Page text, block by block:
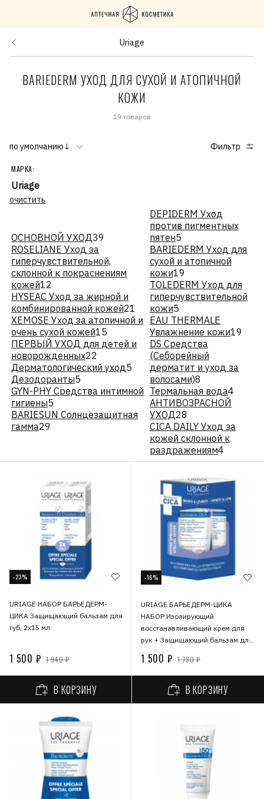
Uriage
BARIEDERM УХОД ДЛЯ СУХОЙ И АТОПИЧНОЙ
КОЖИ
19 товаров
по умолчанию↓ Фильтр
МАРКА:
Uriage
очистить
ОСНОВНОЙ УХОД39
ROSELIANE Уход за
гиперчувствительной,
склонной к покраснениям
кожей12
HYSEAC Уход за жирной и
комбинированной кожей21
XEMOSE Уход за атопичной и
очень сухой кожей15
ПЕРВЫЙ УХОД для детей и
новорожденных22
Дерматологический уход5
Дезодоранты5
GYN-PHY Средства интимной
гигиены5
BARIESUN Солнцезащитная
гамма29
DEPIDERM Уход
против пигментных
пятен5
BARIEDERM Уход для
сухой и атопичной
кожи19
TOLEDERM Уход для
гиперчувствительной
кожи5
EAU THERMALE
Увлажнение кожи19
DS Средства
(Себорейный
дерматит и уход за
волосами)8
Термальная вода4
АНТИВОЗРАСНОЙ
УХОД28
CICA DAILY Уход за
кожей склонной к
раздражениям4
-23%
URIAGE НАБОР БАРЬЕДЕРМ-
ЦИКА Защищающий бальзам для
губ, 2х15 мл
1 500 ₽ 1 940 ₽
В КОРЗИНУ
-16%
URIAGE БАРЬЕДЕРМ-ЦИКА
НАБОР Изолирующий
восстанавливающий крем для
рук + Защищающий бальзам для
1 500 ₽ 1 780 ₽
В КОРЗИНУ